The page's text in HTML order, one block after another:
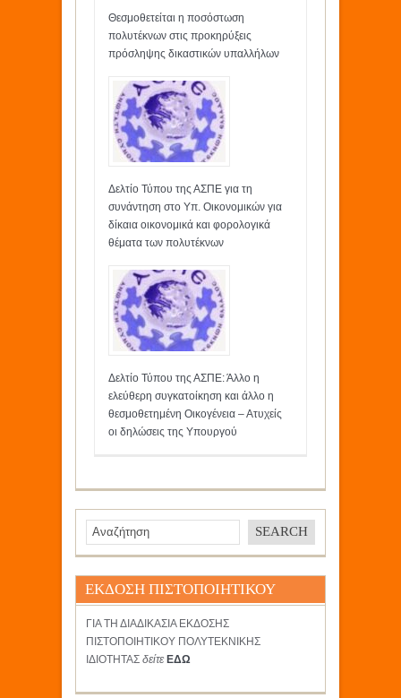
Θεσμοθετείται η ποσόστωση
πολυτέκνων στις προκηρύξεις
πρόσληψης δικαστικών υπαλλήλων
Δελτίο Τύπου της ΑΣΠΕ για τη
συνάντηση στο Υπ. Οικονομικών για
δίκαια οικονομικά και φορολογικά
θέματα των πολυτέκνων
Δελτίο Τύπου της ΑΣΠΕ: Άλλο η
ελεύθερη συγκατοίκηση και άλλο η
θεσμοθετημένη Οικογένεια – Ατυχείς
οι δηλώσεις της Υπουργού
ΕΚΔΟΣΗ ΠΙΣΤΟΠΟΙΗΤΙΚΟΥ
ΓΙΑ ΤΗ ΔΙΑΔΙΚΑΣΙΑ ΕΚΔΟΣΗΣ
ΠΙΣΤΟΠΟΙΗΤΙΚΟΥ ΠΟΛΥΤΕΚΝΙΚΗΣ
ΙΔΙΟΤΗΤΑΣ δείτε ΕΔΩ